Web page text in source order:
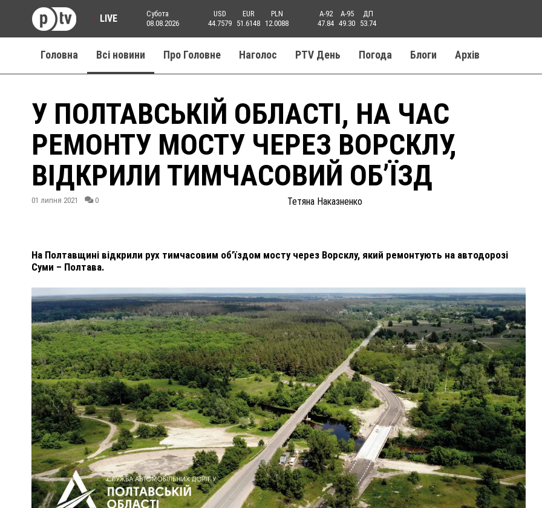
LIVE
Субота
08.08.2026
USD
44.7579
EUR
51.6148
PLN
12.0088
A-92
47.84
A-95
49.30
ДП
53.74
Головна Всі новини Про Головне Наголос PTV День Погода Блоги Aрхів
У ПОЛТАВСЬКІЙ ОБЛАСТІ, НА ЧАС
РЕМОНТУ МОСТУ ЧЕРЕЗ ВОРСКЛУ,
ВІДКРИЛИ ТИМЧАСОВИЙ ОБ’ЇЗД
01 липня 2021 0 Тетяна Наказненко
На Полтавщині відкрили рух тимчасовим об’їздом мосту через Ворсклу, який ремонтують на автодорозі
Суми – Полтава.
ПОЛІЦІЯ ПОЛТАВЩИНИ РОЗШУКУЄ 62-РІЧНУ
ЛЮДМИЛУ ТИМЧЕНКО
26 листопада 2025 0
ВНАСЛІДОК ПОРАНЕНЬ, ОТРИМАНИХ НА ВІЙНІ,
ПОМЕР ВОЇН ЮРІЙ ВОЙТИК
25 листопада 2025 0